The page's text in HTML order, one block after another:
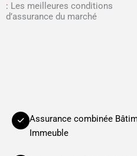
: Les meilleures conditions
d’assurance du marché
Assurance combinée
Immeuble